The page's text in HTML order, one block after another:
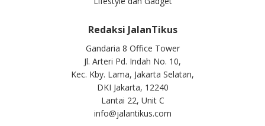
Redaksi JalanTikus
Gandaria 8 Office Tower
Jl. Arteri Pd. Indah No. 10,
Kec. Kby. Lama, Jakarta Selatan,
DKI Jakarta, 12240
Lantai 22, Unit C
info@jalantikus.com